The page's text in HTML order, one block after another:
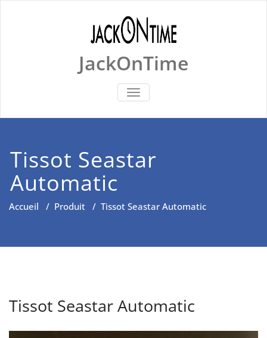
JackOnTime
BASCULER
LA
Tissot Seastar
Automatic
Accueil / Produit / Tissot Seastar Automatic
Tissot Seastar Automatic